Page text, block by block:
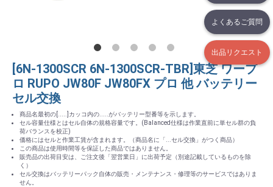
よくあるご質問
出品リクエスト
[6N-1300SCR 6N-1300SCR-TBR]東芝 ワープ
ロ RUPO JW80F JW80FX プロ 他 バッテリー
セル交換
商品名最初の[.....]カッコ内の.....がバッテリー型番等を示します。
セル容量仕様とはセル自体の規格容量です。(Balanced仕様は作業直前に単セル群の負
荷バランスを校正)
価格にはセルと作業工賃が含まれます。（商品名に「...セル交換」がつく商品）
この商品は使用時間等を保証した商品ではありません。
販売品の出荷目安は、ご注文後「翌営業日」に出荷予定（別途記載しているものを除
く）
セル交換はバッテリーパック自体の販売・メンテナンス・修理等のサービスではありま
せん。